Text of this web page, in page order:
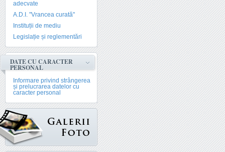
adecvate
A.D.I. "Vrancea curată"
Instituții de mediu
Legislație și reglementări
DATE CU CARACTER
PERSONAL
Informare privind strângerea
și prelucrarea datelor cu
caracter personal